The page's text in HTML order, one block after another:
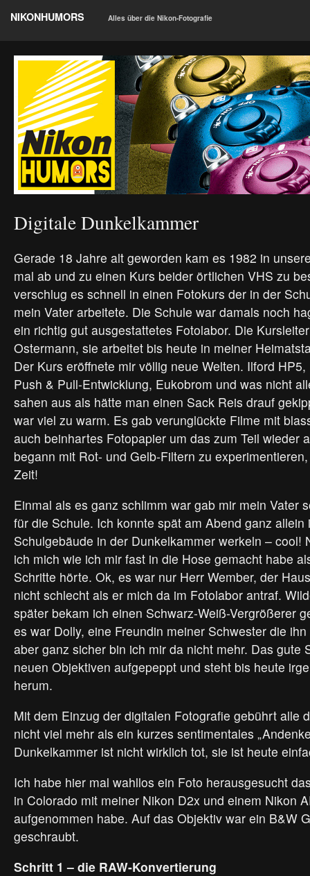
NIKONHUMORS Alles über die Nikon-Fotografie
Digitale Dunkelkammer
Gerade 18 Jahre alt geworden kam es 1982 in
mal ab und zu einen Kurs beider örtlichen VHS zu
verschlug es schnell in einen Fotokurs der in der
mein Vater arbeitete. Die Schule war damals noch
ein richtig gut ausgestattetes Fotolabor. Die
Ostermann, sie arbeitet bis heute in meiner
Der Kurs eröffnete mir völlig neue Welten. Ilford
Push & Pull-Entwicklung, Eukobrom und was nicht
sahen aus als hätte man einen Sack Reis drauf
war viel zu warm. Es gab verunglückte Filme mit
auch beinhartes Fotopapier um das zum Teil wieder
begann mit Rot- und Gelb-Filtern zu
Zeit!
Einmal als es ganz schlimm war gab mir mein Vater
für die Schule. Ich konnte spät am Abend ganz allein
Schulgebäude in der Dunkelkammer werkeln – cool!
ich mich wie ich mir fast in die Hose gemacht habe
Schritte hörte. Ok, es war nur Herr Wember, der
nicht schlecht als er mich da im Fotolabor antraf.
später bekam ich einen Schwarz-Weiß-Vergrößerer
es war Dolly, eine Freundin meiner Schwester die
aber ganz sicher bin ich mir da nicht mehr. Das gute
neuen Objektiven aufgepeppt und steht bis heute
herum.
Mit dem Einzug der digitalen Fotografie gebührt alle
nicht viel mehr als ein kurzes sentimentales
Dunkelkammer ist nicht wirklich tot, sie ist heute
Ich habe hier mal wahllos ein Foto herausgesucht
in Colorado mit meiner Nikon D2x und einem Nikon
aufgenommen habe. Auf das Objektiv war ein B&W
geschraubt.
Schritt 1 – die RAW-Konvertierung